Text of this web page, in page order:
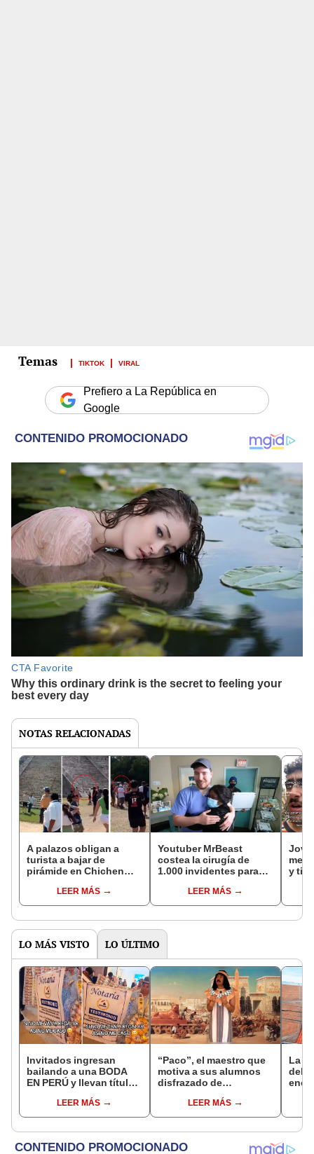
TIKTOK VIRAL
Prefiero a La República en
Google
NOTAS RELACIONADAS
A palazos obligan a
turista a bajar de
pirámide en Chichen
LEER MÁS
Youtuber MrBeast
costea la cirugía de
1.000 invidentes para
primera vezLEER MÁS
y
LO MÁS VISTO LO ÚLTIMO
Invitados ingresan
bailando a una BODA
EN PERÚ y llevan título
para los novios
LEER MÁS
“Paco”, el maestro que
motiva a sus alumnos
disfrazado de
durante clases virtuales
LEER MÁS
La
del
al